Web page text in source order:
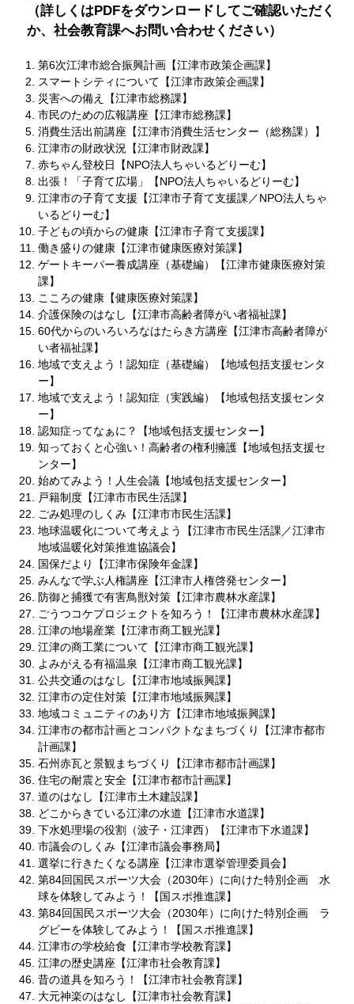
（詳しくはPDFをダウンロードしてご確認いただく
か、社会教育課へお問い合わせください）
第6次江津市総合振興計画【江津市政策企画課】
スマートシティについて【江津市政策企画課】
災害への備え【江津市総務課】
市民のための広報講座【江津市総務課】
消費生活出前講座【江津市消費生活センター（総務課）】
江津市の財政状況【江津市財政課】
赤ちゃん登校日【NPO法人ちゃいるどりーむ】
出張！「子育て広場」【NPO法人ちゃいるどりーむ】
江津市の子育て支援【江津市子育て支援課／NPO法人ちゃ
いるどりーむ】
子どもの頃からの健康【江津市子育て支援課】
働き盛りの健康【江津市健康医療対策課】
ゲートキーパー養成講座（基礎編）【江津市健康医療対策
課】
こころの健康【健康医療対策課】
介護保険のはなし【江津市高齢者障がい者福祉課】
60代からのいろいろなはたらき方講座【江津市高齢者障が
い者福祉課】
地域で支えよう！認知症（基礎編）【地域包括支援センタ
ー】
地域で支えよう！認知症（実践編）【地域包括支援センタ
ー】
認知症ってなぁに？【地域包括支援センター】
知っておくと心強い！高齢者の権利擁護【地域包括支援セ
ンター】
始めてみよう！人生会議【地域包括支援センター】
戸籍制度【江津市市民生活課】
ごみ処理のしくみ【江津市市民生活課】
地球温暖化について考えよう【江津市市民生活課／江津市
地域温暖化対策推進協議会】
国保だより【江津市保険年金課】
みんなで学ぶ人権講座【江津市人権啓発センター】
防御と捕獲で有害鳥獣対策【江津市農林水産課】
ごうつコケプロジェクトを知ろう！【江津市農林水産課】
江津の地場産業【江津市商工観光課】
江津の商工業について【江津市商工観光課】
よみがえる有福温泉【江津市商工観光課】
公共交通のはなし【江津市地域振興課】
江津市の定住対策【江津市地域振興課】
地域コミュニティのあり方【江津市地域振興課】
江津市の都市計画とコンパクトなまちづくり【江津市都市
計画課】
石州赤瓦と景観まちづくり【江津市都市計画課】
住宅の耐震と安全【江津市都市計画課】
道のはなし【江津市土木建設課】
どこからきている江津の水道【江津市水道課】
下水処理場の役割（波子・江津西）【江津市下水道課】
市議会のしくみ【江津市議会事務局】
選挙に行きたくなる講座【江津市選挙管理委員会】
第84回国民スポーツ大会（2030年）に向けた特別企画 水
球を体験してみよう！【国スポ推進課】
第84回国民スポーツ大会（2030年）に向けた特別企画 ラ
グビーを体験してみよう！【国スポ推進課】
江津市の学校給食【江津市学校教育課】
江津の歴史講座【江津市社会教育課】
昔の道具を知ろう！【江津市社会教育課】
大元神楽のはなし【江津市社会教育課】